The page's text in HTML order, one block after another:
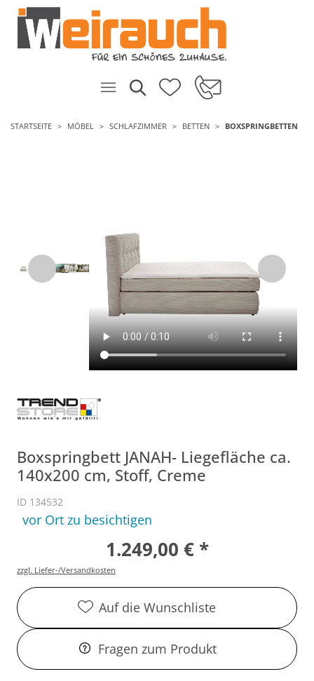
STARTSEITE MÖBEL SCHLAFZIMMER BETTEN BOXSPRINGBETTEN
Boxspringbett JANAH- Liegefläche ca.
140x200 cm, Stoff, Creme
ID 134532
vor Ort zu besichtigen
1.249,00 € *
zzgl. Liefer-/Versandkosten
Auf die Wunschliste
Fragen zum Produkt